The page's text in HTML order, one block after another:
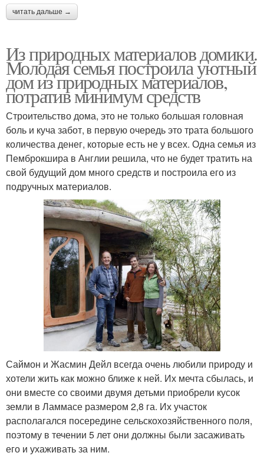
читать дальше →
Из природных материалов домики.
Молодая семья построила уютный
дом из природных материалов,
потратив минимум средств
Строительство дома, это не только большая головная
боль и куча забот, в первую очередь это трата большого
количества денег, которые есть не у всех. Одна семья из
Пемброкшира в Англии решила, что не будет тратить на
свой будущий дом много средств и построила его из
подручных материалов.
Саймон и Жасмин Дейл всегда очень любили природу и
хотели жить как можно ближе к ней. Их мечта сбылась, и
они вместе со своими двумя детьми приобрели кусок
земли в Ламмасе размером 2,8 га. Их участок
располагался посередине сельскохозяйственного поля,
поэтому в течении 5 лет они должны были засаживать
его и ухаживать за ним.